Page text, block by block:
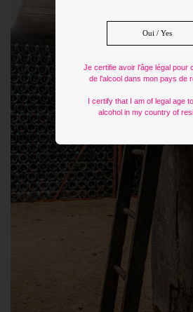
Oui / Yes
Je certifie avoir l'âge légal pour
de l'alcool dans mon pays de
I certify that I am of legal age
alcohol in my country of